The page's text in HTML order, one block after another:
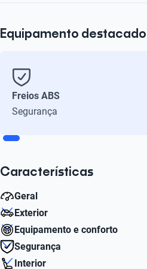
Equipamento destacado
Freios ABS
Segurança
Características
Geral
3
Cilindros
Peso bruto (kg)
Exterior
15
Número de Aro
Equipamento e conforto
Sistema de ar-condicionado
Segurança
Interior